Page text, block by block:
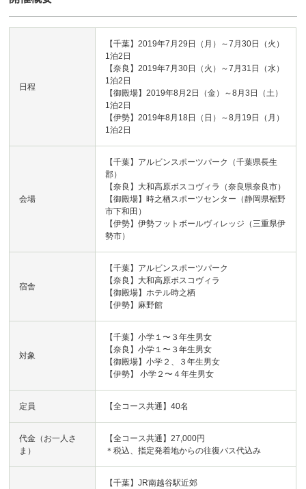
日程
【千葉】2019年7月29日（月）～7月30日（火）
1泊2日
【奈良】2019年7月30日（火）～7月31日（水）
1泊2日
【御殿場】2019年8月2日（金）～8月3日（土）
1泊2日
【伊勢】2019年8月18日（日）～8月19日（月）
1泊2日
会場
【千葉】アルビンスポーツパーク（千葉県長生
郡）
【奈良】大和高原ボスコヴィラ（奈良県奈良市）
【御殿場】時之栖スポーツセンター（静岡県裾野
市下和田）
【伊勢】伊勢フットボールヴィレッジ（三重県伊
勢市）
宿舎
【千葉】アルビンスポーツパーク
【奈良】大和高原ボスコヴィラ
【御殿場】ホテル時之栖
【伊勢】麻野館
対象
【千葉】小学１〜３年生男女
【奈良】小学１〜３年生男女
【御殿場】小学２、３年生男女
【伊勢】 小学２〜４年生男女
定員 【全コース共通】40名
代金（お一人さ
ま）
【全コース共通】27,000円
＊税込、指定発着地からの往復バス代込み
【千葉】JR南越谷駅近郊